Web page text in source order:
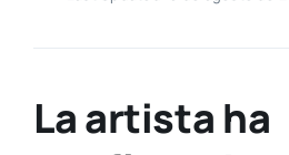
La artista ha